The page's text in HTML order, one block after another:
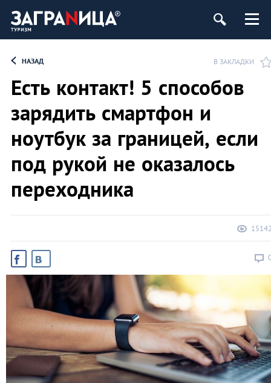
НАЗАД В ЗАКЛАДКИ
Есть контакт! 5 способов
зарядить смартфон и
ноутбук за границей, если
под рукой не оказалось
переходника